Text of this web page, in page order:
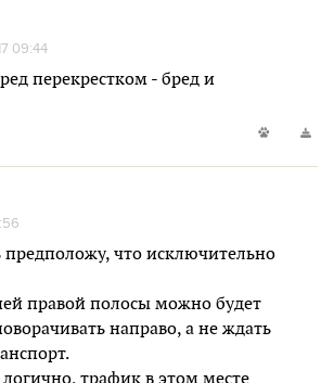
09:44
перекрестком - бред и
предположу, что исключительно
правой полосы можно будет
направо, а не ждать